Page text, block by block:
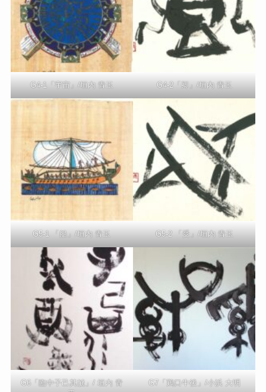
G4-1「宇宙」/垣内 青玉 G4-2「卿」/垣内 青玉
G5-1 「船」/垣内 青玉 G5-2 「受」/垣内 青玉
G6「臨中子己其觥」/ 垣内 青
G7「鶏口牛後」/小浜 大明